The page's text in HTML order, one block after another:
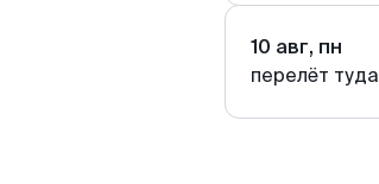
10 авг, пн
перелёт туда